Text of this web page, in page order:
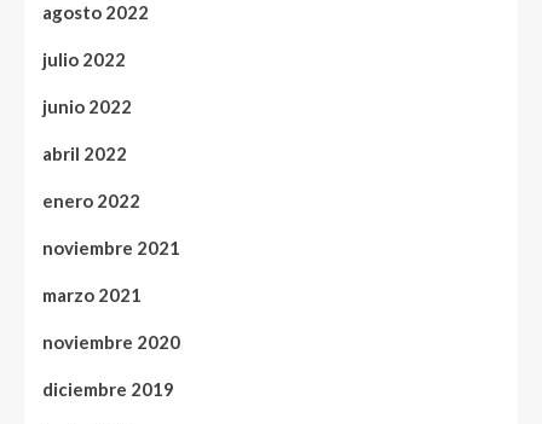
agosto 2022
julio 2022
junio 2022
abril 2022
enero 2022
noviembre 2021
marzo 2021
noviembre 2020
diciembre 2019